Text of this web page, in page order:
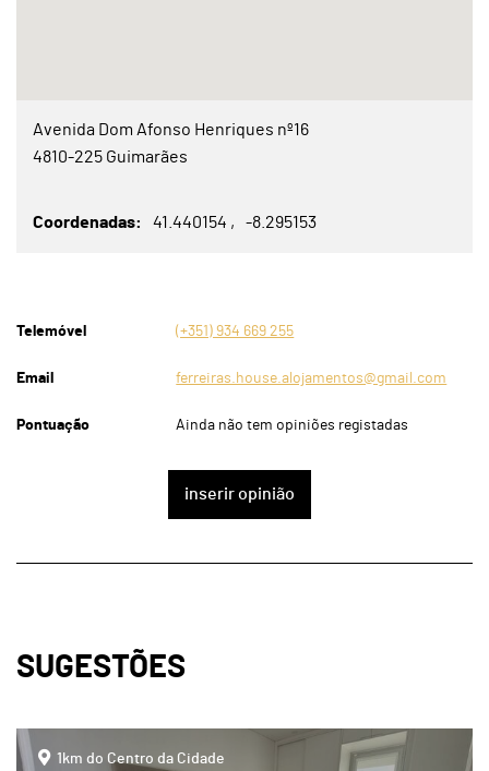
Avenida Dom Afonso Henriques nº16
4810-225 Guimarães
Coordenadas 41.440154 -8.295153
Telemóvel (+351) 934 669 255
Email ferreiras.house.alojamentos@gmail.com
Pontuação Ainda não tem opiniões registadas
inserir opinião
SUGESTÕES
page
1km do Centro da Cidade